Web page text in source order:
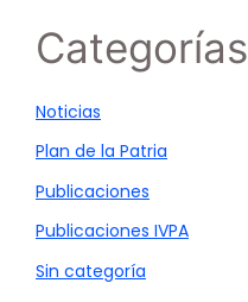
Categorías
Noticias
Plan de la Patria
Publicaciones
Publicaciones IVPA
Sin categoría